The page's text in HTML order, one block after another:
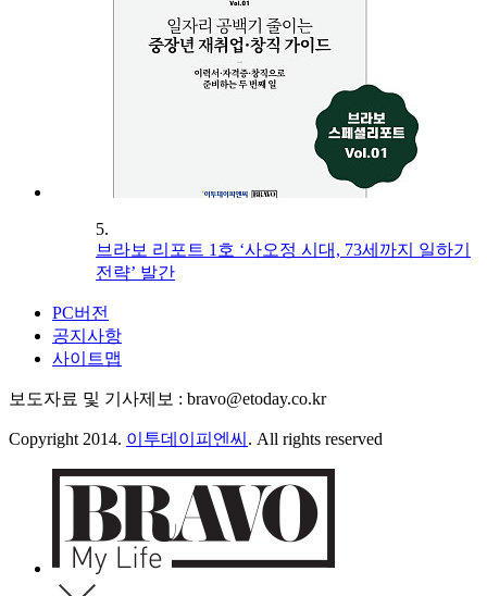
5.
브라보 리포트 1호 ‘사오정 시대, 73세까지 일하기
전략’ 발간
PC버전
공지사항
사이트맵
보도자료 및 기사제보 : bravo@etoday.co.kr
Copyright 2014. 이투데이피엔씨 . All rights reserved